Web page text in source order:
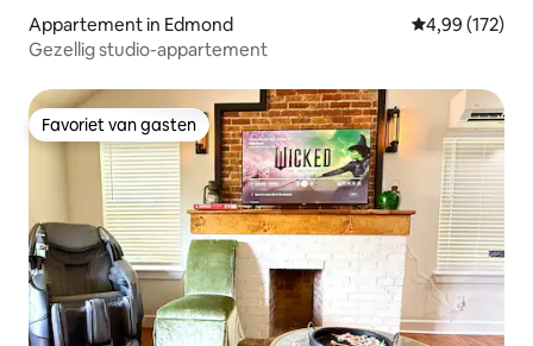
Appartement in Edmond Gemiddelde
4,99 (172)
Gezellig studio-appartement
Favoriet van gasten
Favoriet van gasten